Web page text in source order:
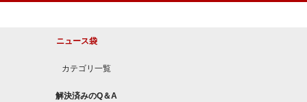
ニュース袋
カテゴリ一覧
解決済みのQ＆A